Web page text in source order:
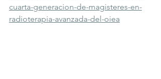
cuarta-generacion-de-magisteres-en-
radioterapia-avanzada-del-oiea